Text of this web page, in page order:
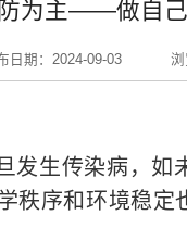
为主——做自己
日期：2024-09-03 浏
发生传染病，
秩序和环境稳定